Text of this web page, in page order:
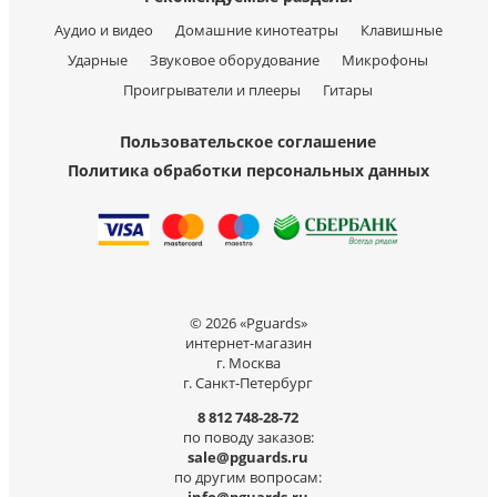
Аудио и видео Домашние кинотеатры
Клавишные
Ударные
Звуковое оборудование
Микрофоны
Проигрыватели и плееры
Гитары
Пользовательское соглашение
Политика обработки персональных данных
© 2026 «Pguards»
интернет-магазин
г. Москва
г. Санкт-Петербург
8 812 748-28-72
по поводу заказов:
sale@pguards.ru
по другим вопросам: